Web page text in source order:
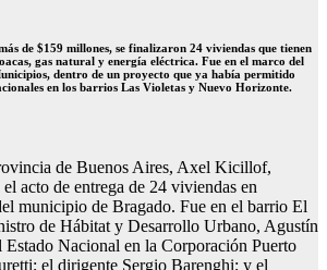
de $159 millones, se finalizaron 24 viviendas que tienen
gas natural y energía eléctrica. Fue en el marco del
dentro de un proyecto que ya había permitido
en los barrios Las Violetas y Nuevo Horizonte.
de Buenos Aires, Axel Kicillof,
el acto de entrega de 24 viviendas en
municipio de Bragado. Fue en el barrio El
de Hábitat y Desarrollo Urbano, Agustín
Estado Nacional en la Corporación Puerto
el dirigente Sergio Barenghi; y el